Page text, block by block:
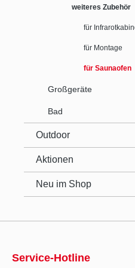
weiteres Zubehör
für
für Montage
für Saunaofen
Großgeräte
Bad
Outdoor
Aktionen
Neu im Shop
Service-Hotline